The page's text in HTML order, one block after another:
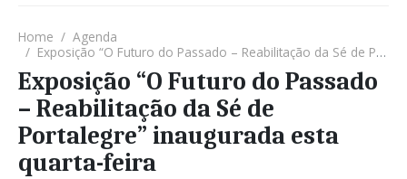
Home
Agenda
Exposição “O Futuro do Passado – Reabilitação da Sé de Portalegre” inaugurada esta quarta-feira
Exposição “O Futuro do Passado
– Reabilitação da Sé de
Portalegre” inaugurada esta
quarta-feira